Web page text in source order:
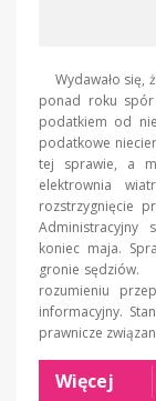
Wydawało się,
ponad roku spór
podatkiem od
podatkowe
tej sprawie, a
elektrownia
rozstrzygnięcie
Administracyjny
koniec maja.
gronie sędziów.
rozumieniu
informacyjny.
prawnicze
Więcej